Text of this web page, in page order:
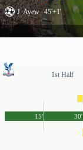
J. Ayew 45'+1'
1st Half
15' 30'